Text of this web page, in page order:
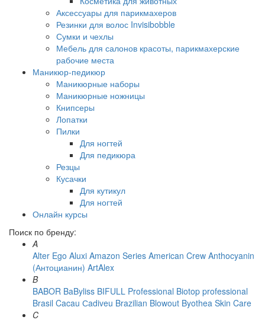
Аксессуары для парикмахеров
Резинки для волос Invisibobble
Сумки и чехлы
Мебель для салонов красоты, парикмахерские
рабочие места
Маникюр-педикюр
Маникюрные наборы
Маникюрные ножницы
Книпсеры
Лопатки
Пилки
Для ногтей
Для педикюра
Резцы
Кусачки
Для кутикул
Для ногтей
Онлайн курсы
Поиск по бренду:
A
Alter Ego Aluxi Amazon Series American Crew Anthocyanin
(Антоцианин) ArtAlex
B
BABOR BaByliss BIFULL Professional Biotop professional
Brasil Cacau Сadiveu Brazilian Blowout Byothea Skin Care
C